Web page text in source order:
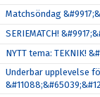
Matchsöndag
SERIEMATCH!
NYTT tema: TEKNIK!
Underbar upplevelse